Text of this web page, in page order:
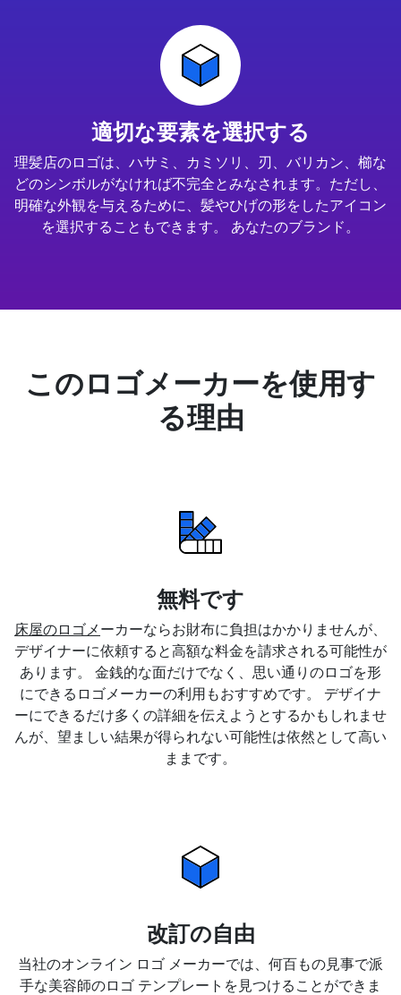
適切な要素を選択する
理髪店のロゴは、ハサミ、カミソリ、刃、バリカン、櫛な
どのシンボルがなければ不完全とみなされます。ただし、
明確な外観を与えるために、髪やひげの形をしたアイコン
を選択することもできます。 あなたのブランド。
このロゴメーカーを使用す
る理由
無料です
床屋のロゴメ ーカーならお財布に負担はかかりませんが、
デザイナーに依頼すると高額な料金を請求される可能性が
あります。 金銭的な面だけでなく、思い通りのロゴを形
にできるロゴメーカーの利用もおすすめです。 デザイナ
ーにできるだけ多くの詳細を伝えようとするかもしれませ
んが、望ましい結果が得られない可能性は依然として高い
ままです。
改訂の自由
当社のオンライン ロゴ メーカーでは、何百もの見事で派
手な美容師のロゴ テンプレートを見つけることができま